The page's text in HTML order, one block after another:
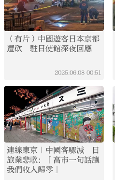
（有片）中國遊客日本京都
遭砍 駐日使館深夜回應
2025.06.08 00:51
連線東京｜中國客驟減 日
旅業悲歌：「高市一句話讓
我們收入歸零」